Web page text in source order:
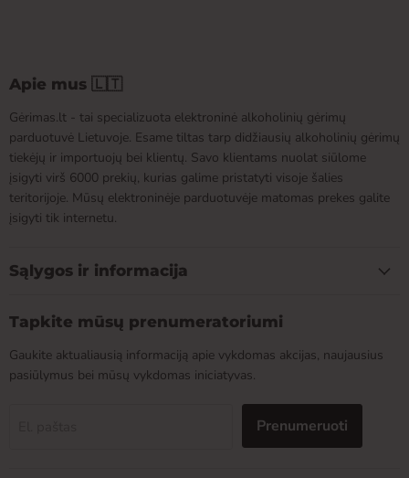
Apie mus 🇱🇹
Gėrimas.lt - tai specializuota elektroninė alkoholinių gėrimų
parduotuvė Lietuvoje. Esame tiltas tarp didžiausių alkoholinių gėrimų
tiekėjų ir importuojų bei klientų. Savo klientams nuolat siūlome
įsigyti virš 6000 prekių, kurias galime pristatyti visoje šalies
teritorijoje. Mūsų elektroninėje parduotuvėje matomas prekes galite
įsigyti tik internetu.
Sąlygos ir informacija
Tapkite mūsų prenumeratoriumi
Gaukite aktualiausią informaciją apie vykdomas akcijas, naujausius
pasiūlymus bei mūsų vykdomas iniciatyvas.
Prenumeruoti